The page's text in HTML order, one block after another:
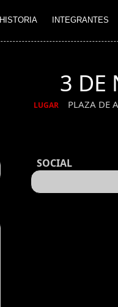
HISTORIA INTEGRANTES
3 DE
LUGAR PLAZA DE
SOCIAL